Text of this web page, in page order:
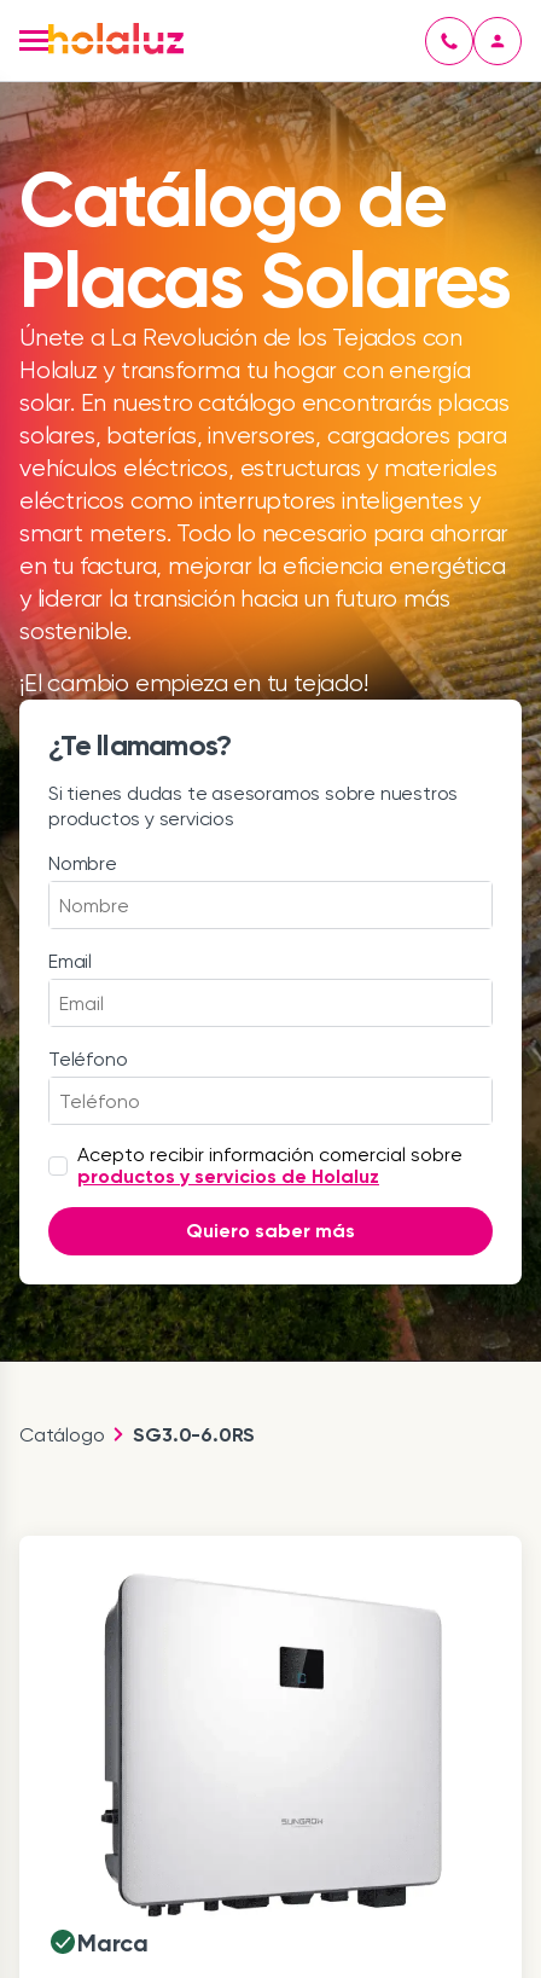
Catálogo de
Placas Solares
Únete a La Revolución de los Tejados con
Holaluz y transforma tu hogar con energía
solar. En nuestro catálogo encontrarás placas
solares, baterías, inversores, cargadores para
vehículos eléctricos, estructuras y materiales
eléctricos como interruptores inteligentes y
smart meters. Todo lo necesario para ahorrar
en tu factura, mejorar la eficiencia energética
y liderar la transición hacia un futuro más
sostenible.
¡El cambio empieza en tu tejado!
¿Te llamamos?
Si tienes dudas te asesoramos sobre nuestros
productos y servicios
Nombre
Email
Teléfono
Acepto recibir información comercial sobre
productos y servicios de Holaluz
Quiero saber más
Catálogo SG3.0-6.0RS
Marca